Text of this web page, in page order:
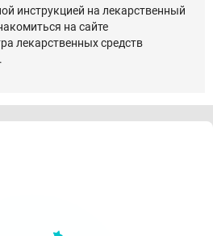
инструкцией на лекарственный
на сайте
лекарственных средств
.